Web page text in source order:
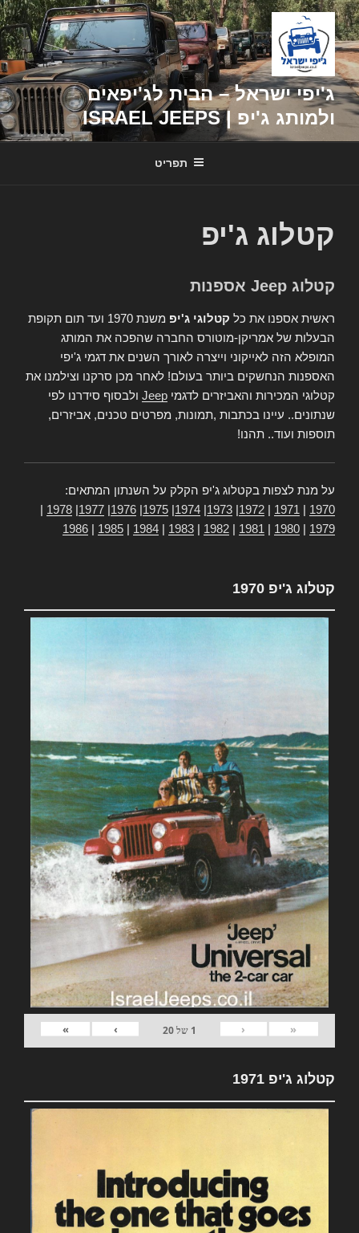
דילוג
לתוכן
ג'יפי ישראל – הבית לג'יפאים
ולמותג ג'יפ | ISRAEL JEEPS
תפריט
קטלוג ג'יפ
קטלוג Jeep אספנות
ראשית אספנו את כל קטלוגי ג'יפ
משנת 1970 ועד תום תקופת
הבעלות של אמריקן-מוטורס החברה שהפכה את המותג
המופלא הזה לאייקוני וייצרה לאורך השנים את דגמי ג'יפי
האספנות הנחשקים ביותר בעולם! לאחר מכן סרקנו וצילמנו את
קטלוגי המכירות והאביזרים לדגמי Jeep ולבסוף סידרנו לפי
שנתונים.. עיינו בכתבות ,תמונות, מפרטים טכנים, אביזרים,
תוספות ועוד.. תהנו!
על מנת לצפות בקטלוג ג'יפ הקלק על השנתון המתאים:
1970
1971
1972
1973
1974
1975
1976
1977
1978
1979
1980
1981
1982
1983
1984
1985
1986
קטלוג ג'יפ 1970
«
‹
1 של20
›
»
קטלוג ג'יפ 1971